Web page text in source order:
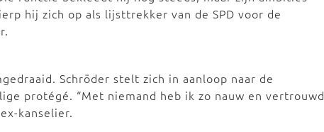
hij zich op als lijsttrekker van de SPD voor de
Schröder stelt zich in aanloop naar de
protégé. “Met niemand heb ik zo nauw en vertrouwd
kanselier.